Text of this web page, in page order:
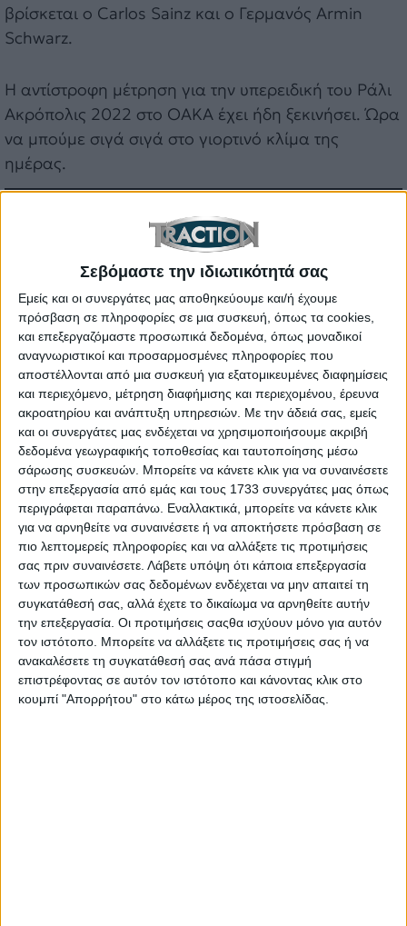
Σεβόμαστε την ιδιωτικότητά σας
Εμείς και οι συνεργάτες μας αποθηκεύουμε και/ή έχουμε
πρόσβαση σε πληροφορίες σε μια συσκευή, όπως τα cookies,
και επεξεργαζόμαστε προσωπικά δεδομένα, όπως μοναδικοί
αναγνωριστικοί και προσαρμοσμένες πληροφορίες που
αποστέλλονται από μια συσκευή για εξατομικευμένες διαφημίσεις
και περιεχόμενο, μέτρηση διαφήμισης και περιεχομένου, έρευνα
ακροατηρίου και ανάπτυξη υπηρεσιών. Με την άδειά σας, εμείς
και οι συνεργάτες μας ενδέχεται να χρησιμοποιήσουμε ακριβή
δεδομένα γεωγραφικής τοποθεσίας και ταυτοποίησης μέσω
σάρωσης συσκευών. Μπορείτε να κάνετε κλικ για να συναινέσετε
στην επεξεργασία από εμάς και τους 1733 συνεργάτες μας όπως
περιγράφεται παραπάνω. Εναλλακτικά, μπορείτε να κάνετε κλικ
για να αρνηθείτε να συναινέσετε ή να αποκτήσετε πρόσβαση σε
πιο λεπτομερείς πληροφορίες και να αλλάξετε τις προτιμήσεις
σας πριν συναινέσετε. Λάβετε υπόψη ότι κάποια επεξεργασία
των προσωπικών σας δεδομένων ενδέχεται να μην απαιτεί τη
συγκατάθεσή σας, αλλά έχετε το δικαίωμα να αρνηθείτε αυτήν
την επεξεργασία. Οι προτιμήσεις σαςθα ισχύουν μόνο για αυτόν
τον ιστότοπο. Μπορείτε να αλλάξετε τις προτιμήσεις σας ή να
ανακαλέσετε τη συγκατάθεσή σας ανά πάσα στιγμή
επιστρέφοντας σε αυτόν τον ιστότοπο και κάνοντας κλικ στο
κουμπί "Απορρήτου" στο κάτω μέρος της ιστοσελίδας.
βρίσκεται ο Carlos Sainz και ο Γερμανός Armin
Schwarz.
Η αντίστροφη μέτρηση για την υπερειδική του Ράλι
Ακρόπολις 2022 στο ΟΑΚΑ έχει ήδη ξεκινήσει. Ώρα
να μπούμε σιγά σιγά στο γιορτινό κλίμα της
ημέρας.
ΕΤΙΚΕΤΕΣ
Subaru Impreza , Mitsubishi Lancer Evo